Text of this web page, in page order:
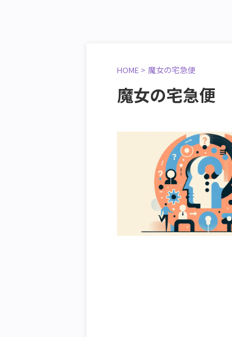
HOME > 魔女の宅急便
魔女の宅急便